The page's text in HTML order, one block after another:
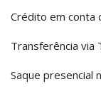
Crédito em conta
Transferência via
Saque presencial